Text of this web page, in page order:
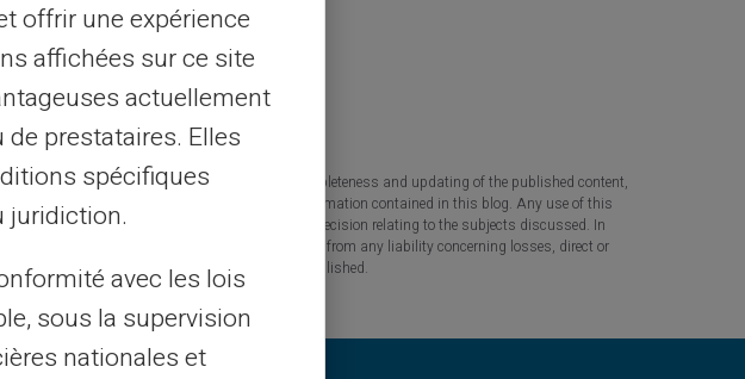
Although we strive to ensure the accuracy, completeness and updating of the published content,
for decisions or actions taken based on the information contained in this blog. Any use of this
or an expert for any important question or decision relating to the subjects discussed. In
that Carte Veritas and its partners are released from any liability concerning losses, direct or
or the interpretation of the information published.
offrir une expérience
affichées sur ce site
actuellement
prestataires. Elles
spécifiques
juridiction.
avec les lois
sous la supervision
nationales et